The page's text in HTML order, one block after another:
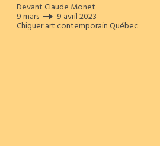
Devant Claude Monet
9 mars 9 avril 2023
Chiguer art contemporain Québec